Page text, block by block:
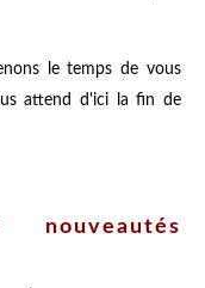
le temps de vous
attend d'ici la fin de